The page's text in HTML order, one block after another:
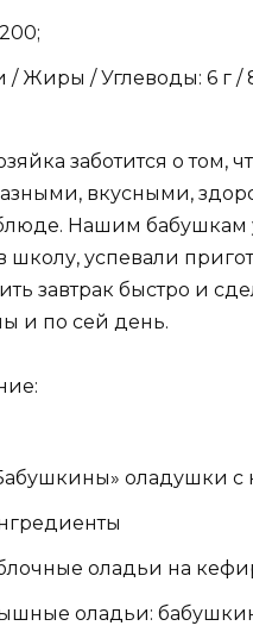
/ Жиры / Углеводы: 6 г / 8
заботится о том,
вкусными,
Нашим бабушкам
школу, успевали
завтрак быстро и
и по сей день.
оладушки c
оладьи на
оладьи: